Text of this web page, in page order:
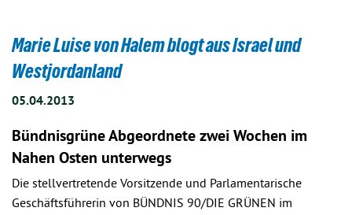
Marie Luise von Halem blogt aus Israel und
Westjordanland
05.04.2013
Bündnisgrüne Abgeordnete zwei Wochen im
Nahen Osten unterwegs
Die stellvertretende Vorsitzende und Parlamentarische
Geschäftsführerin von BÜNDNIS 90/DIE GRÜNEN im